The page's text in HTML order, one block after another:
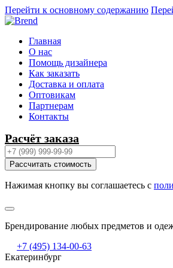
Перейти к основному содержанию
Главная
О нас
Помощь дизайнера
Как заказать
Доставка и оплата
Оптовикам
Партнерам
Контакты
Расчёт заказа
Рассчитать стоимость
Нажимая кнопку вы соглашаетесь с
Брендирование любых предметов и
+7 (495) 134-00-63
Екатеринбург